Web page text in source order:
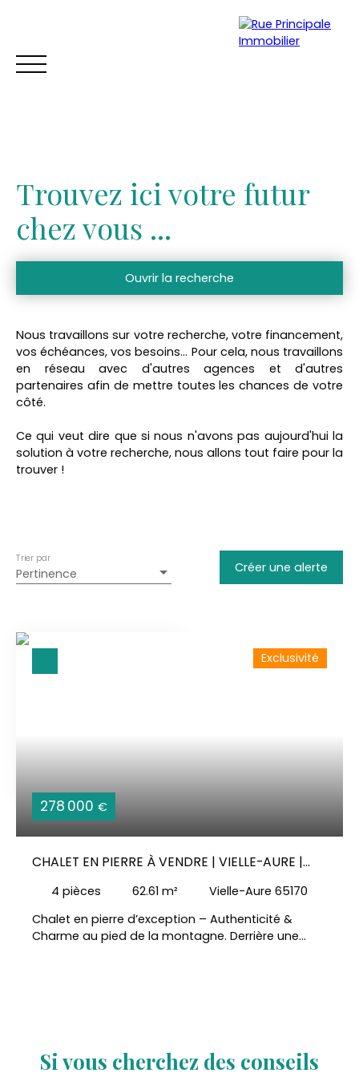
ACHETER VENDRE TROUVER UNE LOCATION
Estimation
Trouvez ici votre futur
chez vous ...
Ouvrir la recherche
Maison
Type de bien
Vielle-Aure (65170)
Localisation
Budget max (€)
Rechercher
Nous travaillons sur votre recherche, votre financement,
vos échéances, vos besoins… Pour cela, nous travaillons
en réseau avec d'autres agences et d'autres
partenaires afin de mettre toutes les chances de votre
côté.
Ce qui veut dire que si nous n'avons pas aujourd'hui la
solution à votre recherche, nous allons tout faire pour la
trouver !
Pertinence
Trier par
Créer une alerte
278 000 €
Exclusivité
CHALET EN PIERRE À VENDRE | VIELLE-AURE |
4 pièces 62.61 m²
Vielle-Aure 65170
Chalet en pierre d’exception – Authenticité &
Charme au pied de la montagne. Derrière une
mène à une pièce de vie dominée par une
cheminée en pierre, cœur battant du chalet. La
Si vous cherchez des conseils